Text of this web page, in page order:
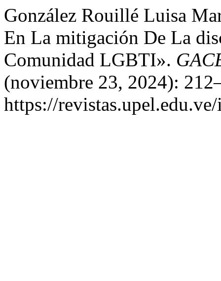
González Rouillé Luisa
En La mitigación De La
Comunidad LGBTI».
(noviembre 23, 2024):
https://